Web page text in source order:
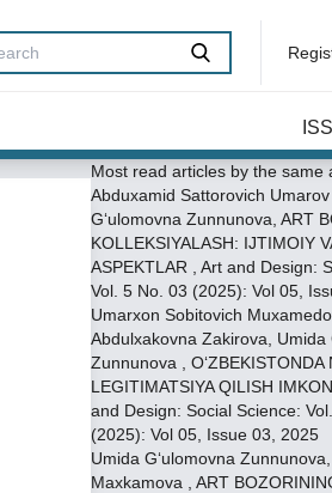
Most read articles by the same
Abduxamid Sattorovich
G‘ulomovna Zunnunova, ART
KOLLEKSIYALASH: IJTIMOIY
ASPEKTLAR
Art and Design:
Vol. 5 No. 03 (2025): Vol 05,
Umarxon Sobitovich
Abdulxakovna Zakirova, Umida
Zunnunova , OʻZBEKISTONDA
LEGITIMATSIYA QILISH
and Design: Social Science:
(2025): Vol 05, Issue 03, 2025
Umida G‘ulomovna
Maxkamova , ART